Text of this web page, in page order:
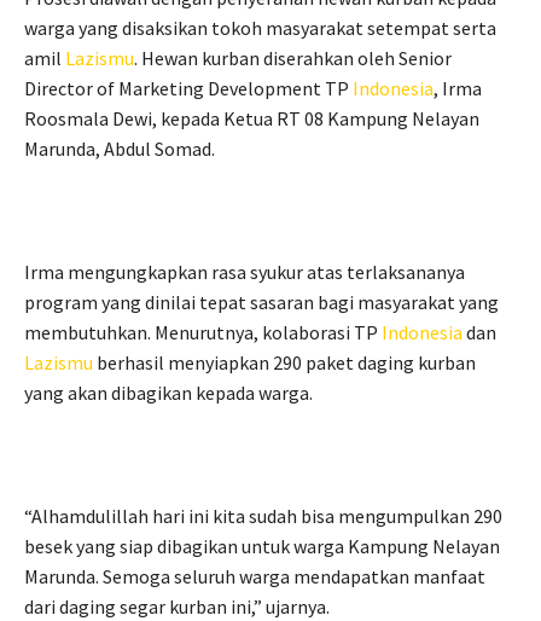
warga yang disaksikan tokoh masyarakat setempat serta
amil Lazismu. Hewan kurban diserahkan oleh Senior
Director of Marketing Development TP Indonesia, Irma
Roosmala Dewi, kepada Ketua RT 08 Kampung Nelayan
Marunda, Abdul Somad.
Irma mengungkapkan rasa syukur atas terlaksananya
program yang dinilai tepat sasaran bagi masyarakat yang
membutuhkan. Menurutnya, kolaborasi TP Indonesia dan
Lazismu berhasil menyiapkan 290 paket daging kurban
yang akan dibagikan kepada warga.
“Alhamdulillah hari ini kita sudah bisa mengumpulkan 290
besek yang siap dibagikan untuk warga Kampung Nelayan
Marunda. Semoga seluruh warga mendapatkan manfaat
dari daging segar kurban ini,” ujarnya.